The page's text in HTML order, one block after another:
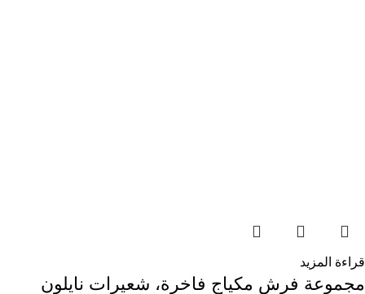
قراءة المزيد
مجموعة فرش مكياج فاخرة، شعيرات نايلون